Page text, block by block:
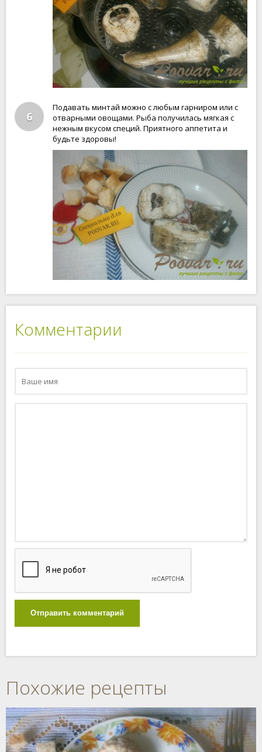
6
Подавать минтай можно с любым гарниром или с
отварными овощами. Рыба получилась мягкая с
нежным вкусом специй. Приятного аппетита и
будьте здоровы!
Комментарии
Отправить комментарий
Похожие рецепты